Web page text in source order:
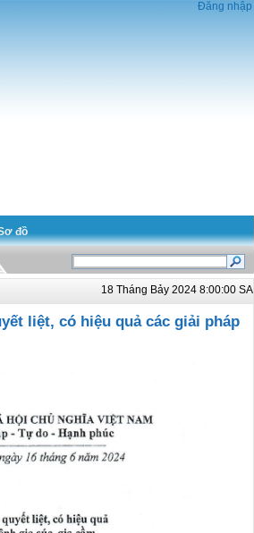
Đăng nhập
đồ
18 Tháng Bảy 2024 8:00:00 SA
liệt, có hiệu quả các giải pháp